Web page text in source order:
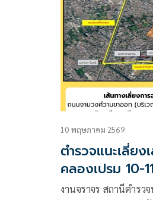
10 พฤษภาคม 2569
ตำรวจแนะเลี่ยง
คลองเปรม 10-
ตัวรอรับ ‘ทักษิณ
งานจราจร สถานีตำรว